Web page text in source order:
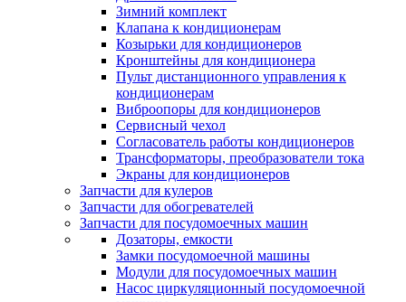
Зимний комплект
Клапана к кондиционерам
Козырьки для кондиционеров
Кронштейны для кондиционера
Пульт дистанционного управления к
кондиционерам
Виброопоры для кондиционеров
Сервисный чехол
Согласователь работы кондиционеров
Трансформаторы, преобразователи тока
Экраны для кондиционеров
Запчасти для кулеров
Запчасти для обогревателей
Запчасти для посудомоечных машин
Дозаторы, емкости
Замки посудомоечной машины
Модули для посудомоечных машин
Насос циркуляционный посудомоечной